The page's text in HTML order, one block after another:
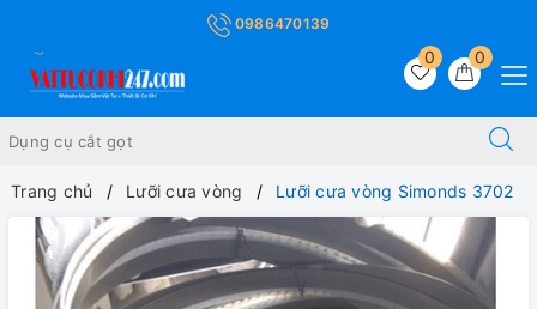
0986470139
0
0
Trang chủ Lưỡi cưa vòng Lưỡi cưa vòng Simonds 3702